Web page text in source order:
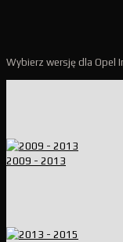
Wybierz wersję dla Opel
2009 - 2013